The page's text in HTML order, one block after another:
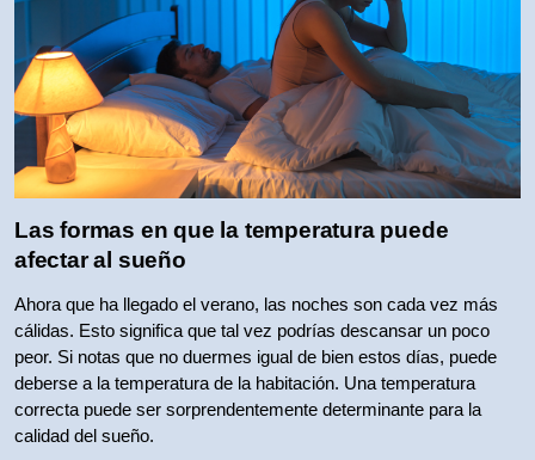
Las formas en que la temperatura puede
afectar al sueño
Ahora que ha llegado el verano, las noches son cada vez más
cálidas. Esto significa que tal vez podrías descansar un poco
peor. Si notas que no duermes igual de bien estos días, puede
deberse a la temperatura de la habitación. Una temperatura
correcta puede ser sorprendentemente determinante para la
calidad del sueño.